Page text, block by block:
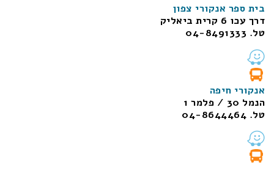
בית ספר אנקורי צפון
דרך עכו 6 קרית ביאליק
טל. 04-8491333
אנקורי חיפה
הנמל 30 / פלמר 1
טל. 04-8644464